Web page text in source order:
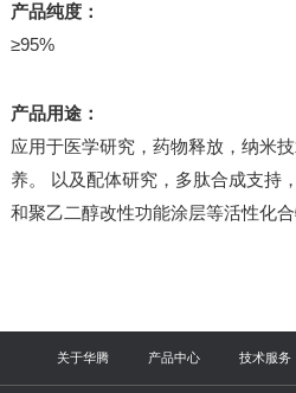
产品纯度：
≥95%
产品用途：
应用于医学研究，药物释放，纳米
养。 以及配体研究，多肽合成支持
和聚乙二醇改性功能涂层等活性化合
关于华腾 产品中心 技术服务